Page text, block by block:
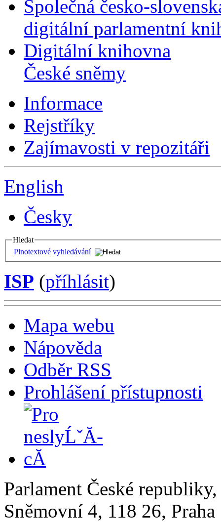
Společná česko-
digitální parlamentní
Digitální knihovna
České sněmy
Informace
Rejstříky
Zajímavosti v repozitáři
English
Česky
Hledat
Plnotextové vyhledávání
ISP (příhlásit)
Mapa webu
Nápověda
Odběr RSS
Prohlášení přístupnosti
Parlament České
Sněmovní 4, 118 26,